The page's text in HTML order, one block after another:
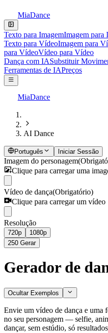
MiaDance
Texto para ImagemImagem para
Texto para VídeoImagem para
para VídeoVídeo para Vídeo
Dança com IASubstituir
Ferramentas de IAPreços
MiaDance
AI Dance
Português Iniciar Sessão
Imagem do personagem
Clique para carregar uma
Vídeo de dança(Obrigatório)
Clique para carregar um vídeo
Resolução
720p
1080p
250 Gerar
Gerador de
Ocultar Exemplos
Envie um vídeo de dança e uma
no seu personagem — selfie,
dançar, sem estúdio, só